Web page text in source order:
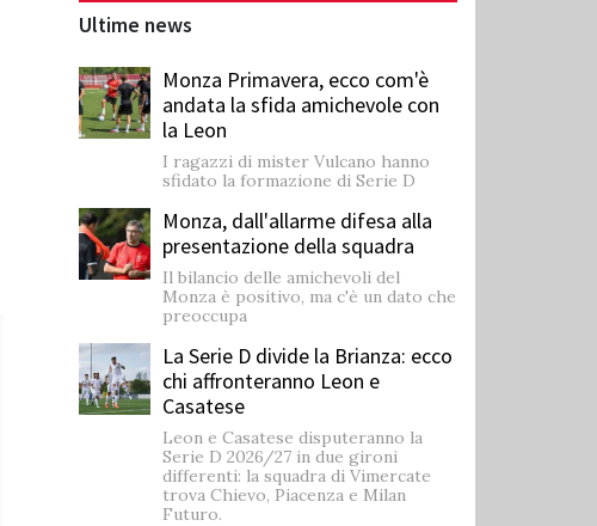
Ultime news
Monza Primavera, ecco com'è
andata la sfida amichevole con
la Leon
I ragazzi di mister Vulcano hanno
sfidato la formazione di Serie D
Monza, dall'allarme difesa alla
presentazione della squadra
Il bilancio delle amichevoli del
Monza è positivo, ma c'è un dato che
preoccupa
La Serie D divide la Brianza: ecco
chi affronteranno Leon e
Casatese
Leon e Casatese disputeranno la
Serie D 2026/27 in due gironi
differenti: la squadra di Vimercate
trova Chievo, Piacenza e Milan
Futuro.